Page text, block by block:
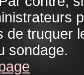
de truquer
sondage.